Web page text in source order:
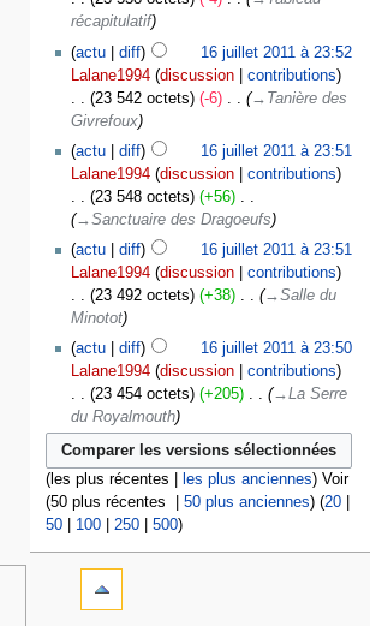
récapitulatif
actu
diff
16 juillet 2011 à 23:52
Lalane1994 discussion
contributions
23 542 octets
-6
→‎Tanière des
Givrefoux
actu
diff
16 juillet 2011 à 23:51
Lalane1994 discussion
contributions
23 548 octets
+56
→‎Sanctuaire des Dragoeufs
actu
diff
16 juillet 2011 à 23:51
Lalane1994 discussion
contributions
23 492 octets
+38
→‎Salle du
Minotot
actu
diff
16 juillet 2011 à 23:50
Lalane1994 discussion
contributions
23 454 octets
+205
→‎La Serre
du Royalmouth
(les plus récentes | les plus anciennes) Voir
(50 plus récentes | 50 plus anciennes) (20|
50| 100| 250| 500)